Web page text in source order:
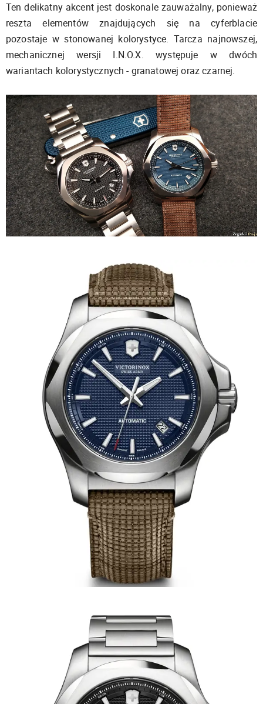
Ten delikatny akcent jest doskonale zauważalny, ponieważ
reszta elementów znajdujących się na cyferblacie
pozostaje w stonowanej kolorystyce. Tarcza najnowszej,
mechanicznej wersji I.N.O.X. występuje w dwóch
wariantach kolorystycznych - granatowej oraz czarnej.